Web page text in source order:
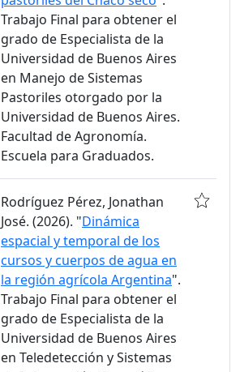
Trabajo Final para obtener el
grado de Especialista de la
Universidad de Buenos Aires
en Manejo de Sistemas
Pastoriles otorgado por la
Universidad de Buenos Aires.
Facultad de Agronomía.
Escuela para Graduados.
Rodríguez Pérez, Jonathan
José. (2026). "Dinámica
espacial y temporal de los
cursos y cuerpos de agua en
la región agrícola Argentina".
Trabajo Final para obtener el
grado de Especialista de la
Universidad de Buenos Aires
en Teledetección y Sistemas